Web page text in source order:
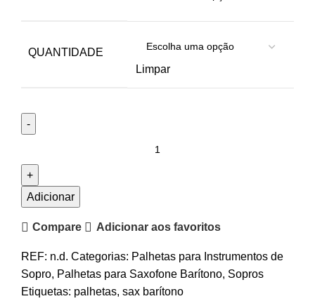
QUANTIDADE
Limpar
Palheta
Saxofone
D'Addario
Adicionar
Compare Adicionar aos favoritos
REF: n.d. Categorias: Palhetas para Instrumentos de
Sopro, Palhetas para Saxofone Barítono, Sopros
Etiquetas: palhetas, sax barítono